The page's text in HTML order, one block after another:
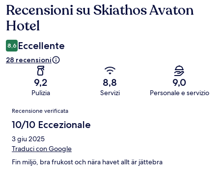
Recensioni
Recensioni su Skiathos Avaton
Hotel
8,6 Eccellente
28 recensioni
9,2
Pulizia
8,8
Servizi
9,0
Personale e servizio
Recensioni
Recensione verificata
10/10 Eccezionale
3 giu 2025
Traduci con Google
Fin miljö, bra frukost och nära havet allt är jättebra